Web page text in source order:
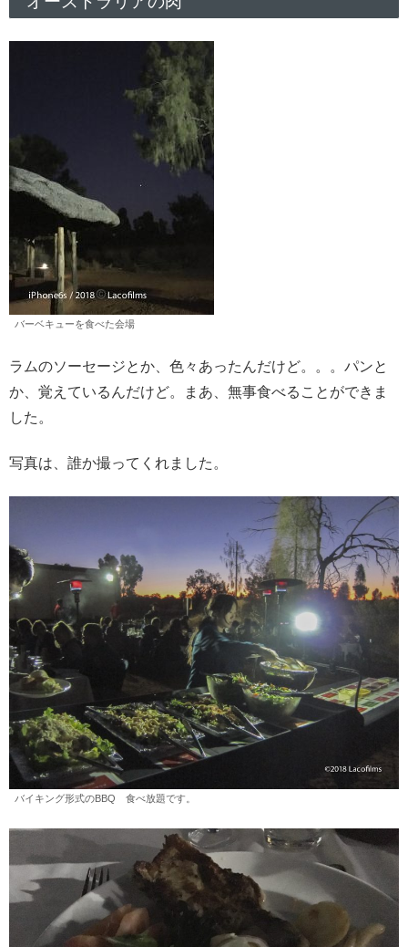
バーベキューを食べた会場
ラムのソーセージとか、色々あったんだけど。。。パンと
か、覚えているんだけど。まあ、無事食べることができま
した。
写真は、誰か撮ってくれました。
バイキング形式のBBQ 食べ放題です。